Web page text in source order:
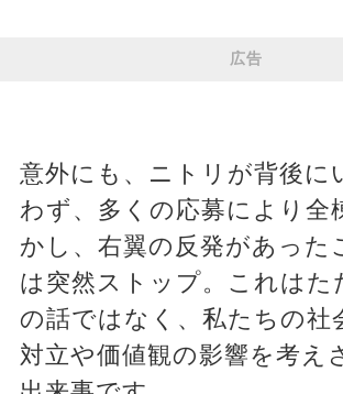
広告
意外にも、ニトリが背後に
わず、多くの応募により全
かし、右翼の反発があった
は突然ストップ。これはた
の話ではなく、私たちの社
対立や価値観の影響を考え